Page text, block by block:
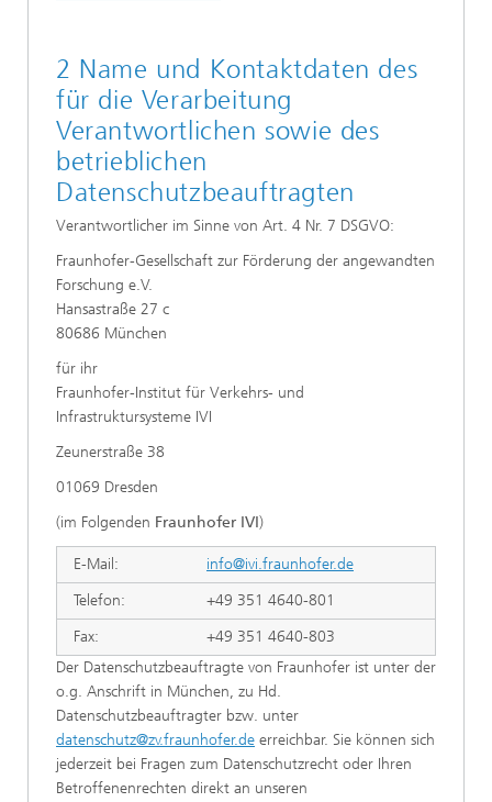
2 Name und Kontaktdaten des
für die Verarbeitung
Verantwortlichen sowie des
betrieblichen
Datenschutzbeauftragten
Verantwortlicher im Sinne von Art. 4 Nr. 7 DSGVO:
Fraunhofer-Gesellschaft zur Förderung der angewandten
Forschung e.V.
Hansastraße 27 c
80686 München
für ihr
Fraunhofer-Institut für Verkehrs- und
Infrastruktursysteme IVI
Zeunerstraße 38
01069 Dresden
(im Folgenden Fraunhofer IVI)
E-Mail:
info@ivi.fraunhofer.de
Telefon:
+49 351 4640-801
Fax:
+49 351 4640-803
Der Datenschutzbeauftragte von Fraunhofer ist unter der
o.g. Anschrift in München, zu Hd.
Datenschutzbeauftragter bzw. unter
datenschutz@zv.fraunhofer.de erreichbar. Sie können sich
jederzeit bei Fragen zum Datenschutzrecht oder Ihren
Betroffenenrechten direkt an unseren